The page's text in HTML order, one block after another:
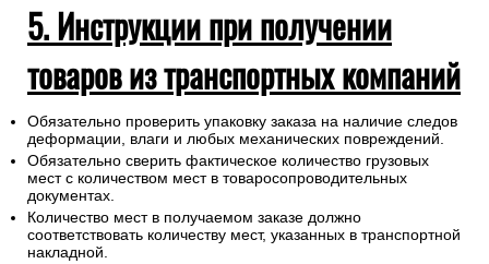
5. Инструкции при получении
товаров из транспортных компаний
Обязательно проверить упаковку заказа на наличие следов
деформации, влаги и любых механических повреждений.
Обязательно сверить фактическое количество грузовых
мест с количеством мест в товаросопроводительных
документах.
Количество мест в получаемом заказе должно
соответствовать количеству мест, указанных в транспортной
накладной.